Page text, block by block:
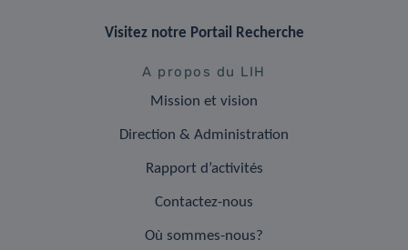
Visitez notre Portail Recherche
A propos du LIH
Mission et vision
Direction & Administration
Rapport d’activités
Contactez-nous
Où sommes-nous?